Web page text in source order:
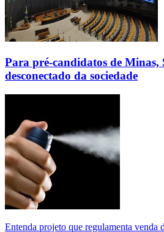
Para pré-candidatos de Minas,
desconectado da sociedade
Entenda projeto que regulamenta venda